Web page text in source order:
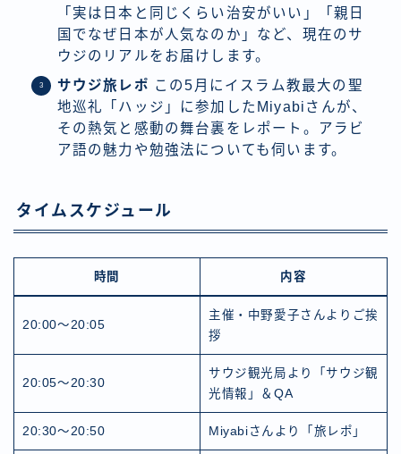
「実は日本と同じくらい治安がいい」「親日
国でなぜ日本が人気なのか」など、現在のサ
ウジのリアルをお届けします。
サウジ旅レポ この5月にイスラム教最大の聖
地巡礼「ハッジ」に参加したMiyabiさんが、
その熱気と感動の舞台裏をレポート。アラビ
ア語の魅力や勉強法についても伺います。
タイムスケジュール
時間 内容
20:00〜20:05
主催・中野愛子さんよりご挨
拶
20:05〜20:30
サウジ観光局より「サウジ観
光情報」＆QA
20:30〜20:50 Miyabiさんより「旅レポ」